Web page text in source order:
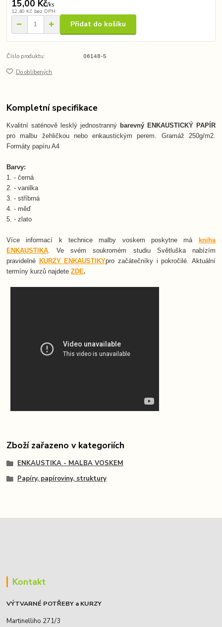
15,00 Kč/ks
12,40 Kč bez DPH
Přidat do košíku
Číslo produktu: 06148-5
Do oblíbených
Kompletní specifikace
Kvalitní saténově lesklý jednostranný barevný ENKAUSTICKÝ PAPÍR
pro malbu žehličkou nebo enkaustickým perem. Gramáž 250g/m2.
Formáty papíru A4
Barvy:
1. - černá
2. - vanilka
3. - stříbrná
4. - měď
5. - zlato
Více informací k technice malby voskem poskytne má
kniha
ENKAUSTIKA . Ve svém soukromém studiu Světluška nabízím
pravidelné KURZY ENKAUSTIKYpro začátečníky i pokročilé. Aktuální
termíny kurzů najdeteZDE.
Zboží zařazeno v kategoriích
ENKAUSTIKA - MALBA VOSKEM
Papíry, papíroviny, struktury
Kontakt
VÝTVARNÉ POTŘEBY a KURZY
Martinelliho 271/3